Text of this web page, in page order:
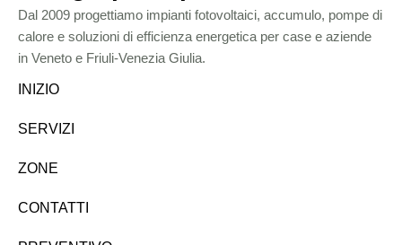
Dal 2009 progettiamo impianti fotovoltaici, accumulo, pompe di
calore e soluzioni di efficienza energetica per case e aziende
in Veneto e Friuli-Venezia Giulia.
INIZIO
SERVIZI
ZONE
CONTATTI